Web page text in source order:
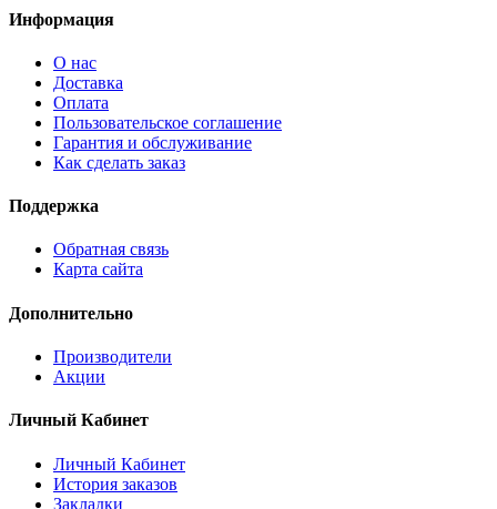
Информация
О нас
Доставка
Оплата
Пользовательское соглашение
Гарантия и обслуживание
Как сделать заказ
Поддержка
Обратная связь
Карта сайта
Дополнительно
Производители
Акции
Личный Кабинет
Личный Кабинет
История заказов
Закладки